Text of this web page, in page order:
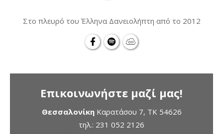
Στο πλευρό του Έλληνα Δανειολήπτη από το 2012
Επικοινωνήστε μαζί μας!
ΘεσσαλονίκηΚαρατάσου 7, TK 54626
τηλ.: 231 052 2126